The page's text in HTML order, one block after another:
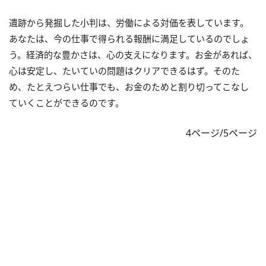
遺跡から発掘した小判は、労働による対価を表しています。
あなたは、今の仕事で得られる報酬に満足しているのでしょ
う。経済的な豊かさは、心の支えになります。お金があれば、
心は安定し、たいていの問題はクリアできるはず。そのた
め、たとえつらい仕事でも、お金のためと割り切ってこなし
ていくことができるのです。
4ページ/5ページ